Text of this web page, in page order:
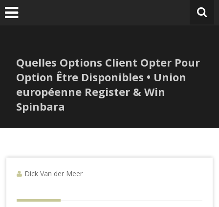
Ga
naar
Quelles Options Client Opter Pour
Option Être Disponibles • Union
européenne Register & Win
Spinbara
Dick Van der Meer